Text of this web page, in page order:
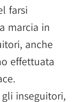
farsi
marcia in
anche
effettuata
inseguitori,